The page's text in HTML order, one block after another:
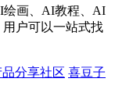
绘画、AI教程、AI
户可以一站式找
分享社区 喜豆子